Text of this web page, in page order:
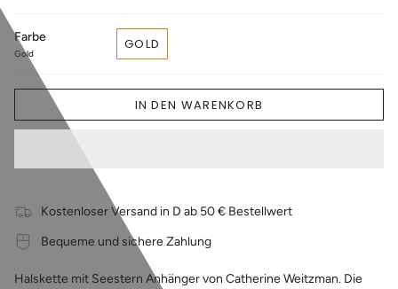
Farbe
Gold
GOLD
IN DEN WARENKORB
Kostenloser Versand in D ab 50 € Bestellwert
Bequeme und sichere Zahlung
Halskette mit Seestern Anhänger von Catherine Weitzman. Die